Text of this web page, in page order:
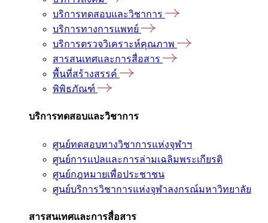
บริการทดสอบและวิชาการ
บริการทางการแพทย์
บริการตรวจวิเคราะห์คุณภาพ
สารสนเทศและการสื่อสาร
พื้นที่สร้างสรรค์
พิพิธภัณฑ์
บริการทดสอบและวิชาการ
ศูนย์ทดสอบทางวิชาการแห่งจุฬาฯ
ศูนย์การแปลและการล่ามเฉลิมพระเกียรติ
ศูนย์กฎหมายเพื่อประชาชน
ศูนย์บริการวิชาการแห่งจุฬาลงกรณ์มหาวิทยาลัย
สารสนเทศและการสื่อสาร